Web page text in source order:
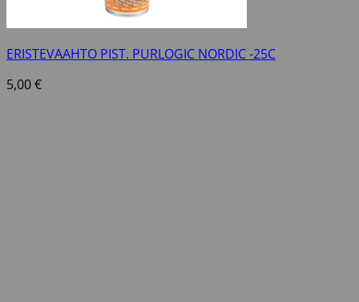
ERISTEVAAHTO PIST. PURLOGIC NORDIC -25C
5,00€